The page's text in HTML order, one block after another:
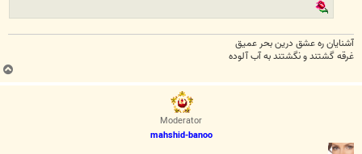
آشنایان ره عشق درین بحر عمیق
غرقه گشتند و نگشتند به آب آلوده
Moderator
mahshid-banoo